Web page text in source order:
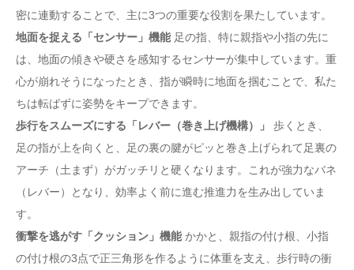
密に連動することで、主に3つの重要な役割を果たしています。
地面を捉える「センサー」機能足の指、特に親指や小指の先に
は、地面の傾きや硬さを感知するセンサーが集中しています。重
心が崩れそうになったとき、指が瞬時に地面を掴むことで、私た
ちは転ばずに姿勢をキープできます。
歩行をスムーズにする「レバー（巻き上げ機構）」
歩くとき、
足の指が上を向くと、足の裏の腱がピッと巻き上げられて足裏の
アーチ（土まず）がガッチリと硬くなります。これが強力なバネ
（レバー）となり、効率よく前に進む推進力を生み出していま
す。
衝撃を逃がす「クッション」機能かかと、親指の付け根、小指
の付け根の3点で正三角形を作るように体重を支え、歩行時の衝